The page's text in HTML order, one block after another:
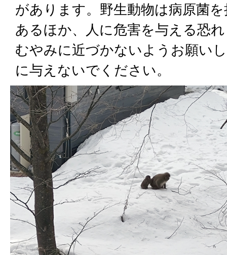
があります。野生動物は病原菌
あるほか、人に危害を与える恐
むやみに近づかないようお願い
に与えないでください。